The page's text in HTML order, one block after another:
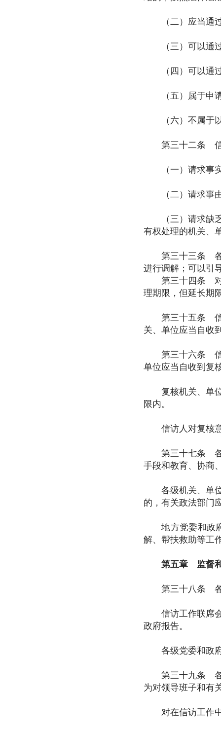
（二）应当通过
（三）可以通过
（四）可以通过
（五）属于申请
（六）不属于以
第三十二条 信访
（一）请求事实
（二）请求事由
（三）请求缺乏
有权处理的机关、
第三十三条 各级
进行调解；可以引
第三十四条 对本
理期限，但延长期
第三十五条 信访
关、单位应当自收
第三十六条 信访
单位应当自收到复
复核机关、单位
限内。
信访人对复核意
第三十七条 各级
手段和教育、协商
各级机关、单位
的，有关政法部门
地方党委和政府
解、帮扶救助等工
第五章 监督
第三十八条 各级
信访工作联席会
政府报告。
各级党委和政府
第三十九条 各级
为对领导班子和有
对在信访工作中